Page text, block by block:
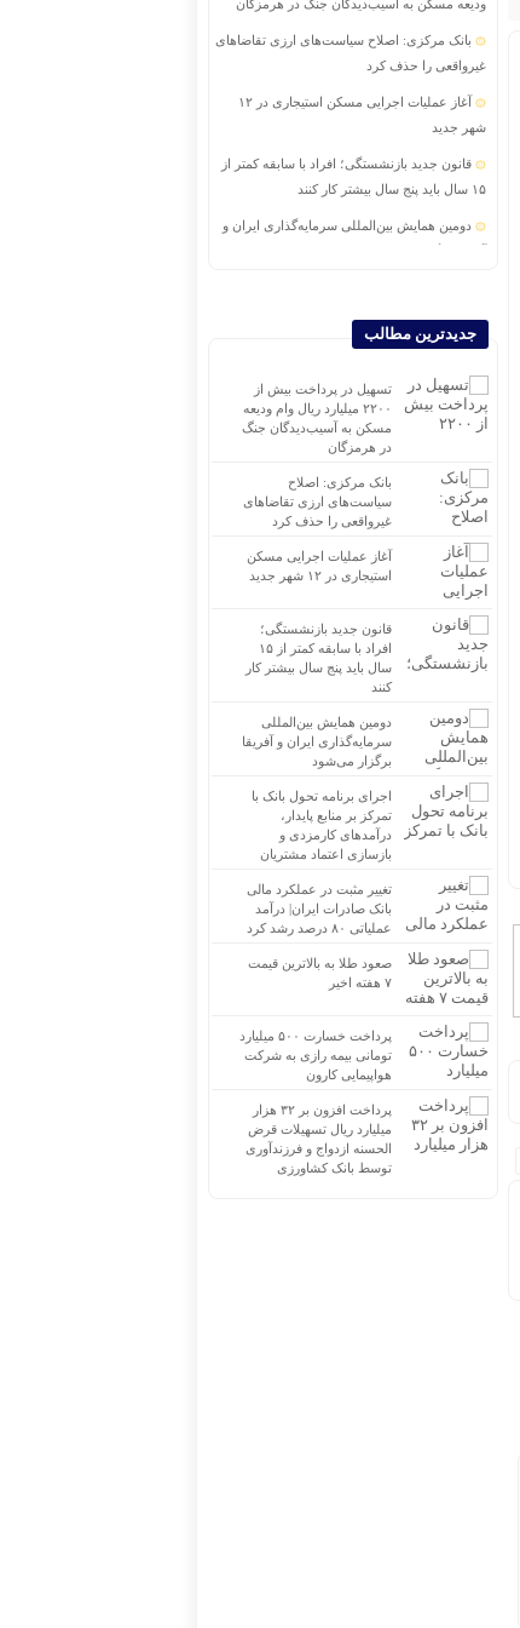
ودیعه مسکن به آسیب‌دیدگان جنگ در هرمزگان
بانک مرکزی: اصلاح سیاست‌های ارزی تقاضاهای
غیرواقعی را حذف کرد
آغاز عملیات اجرایی مسکن استیجاری در ۱۲
شهر جدید
قانون جدید بازنشستگی؛ افراد با سابقه کمتر از
۱۵ سال باید پنج سال بیشتر کار کنند
دومین همایش بین‌المللی سرمایه‌گذاری ایران و
تغییر مثبت در عملکرد مالی بانک صادرات ایران|
درآمد عملیاتی ۸۰ درصد رشد کرد
صعود طلا به بالاترین قیمت ۷ هفته اخیر
پرداخت خسارت ۵۰۰ میلیارد تومانی بیمه رازی
به شرکت هواپیمایی کارون
جدیدترین مطالب
تسهیل در پرداخت بیش از
۲۲۰۰ میلیارد ریال وام ودیعه
مسکن به آسیب‌دیدگان جنگ
در هرمزگان
بانک مرکزی: اصلاح
سیاست‌های ارزی تقاضاهای
غیرواقعی را حذف کرد
آغاز عملیات اجرایی مسکن
استیجاری در ۱۲ شهر جدید
قانون جدید بازنشستگی؛
افراد با سابقه کمتر از ۱۵
سال باید پنج سال بیشتر کار
کنند
دومین همایش بین‌المللی
سرمایه‌گذاری ایران و آفریقا
برگزار می‌شود
اجرای برنامه تحول بانک با
تمرکز بر منابع پایدار،
درآمدهای کارمزدی و
بازسازی اعتماد مشتریان
تغییر مثبت در عملکرد مالی
بانک صادرات ایران| درآمد
عملیاتی ۸۰ درصد رشد کرد
صعود طلا به بالاترین قیمت
۷ هفته اخیر
پرداخت خسارت ۵۰۰ میلیارد
تومانی بیمه رازی به شرکت
هواپیمایی کارون
پرداخت افزون بر ۳۲ هزار
میلیارد ریال تسهیلات قرض
الحسنه ازدواج و فرزندآوری
توسط بانک کشاورزی